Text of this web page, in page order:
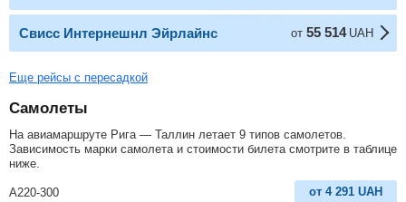
Свисс Интернешнл Эйрлайнс от 55 514 UAH
Еще рейсы с пересадкой
Самолеты
На авиамаршруте Рига — Таллин летает 9 типов самолетов.
Зависимость марки самолета и стоимости билета смотрите в таблице
ниже.
A220-300 от 4 291 UAH